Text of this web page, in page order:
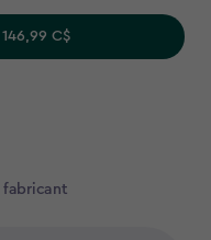
C$
fabricant